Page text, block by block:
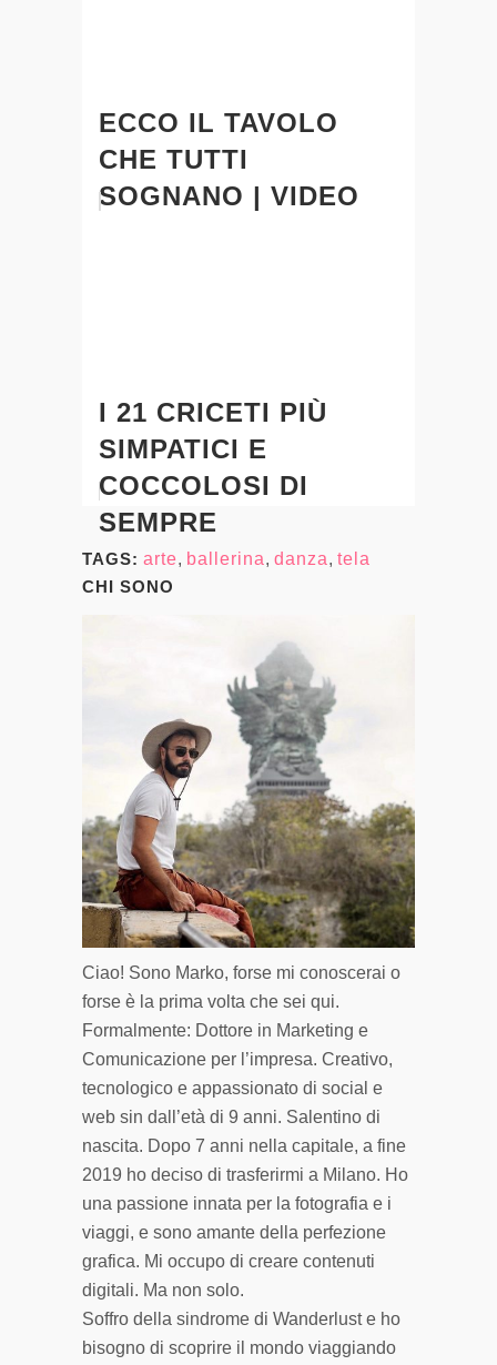
ECCO IL TAVOLO
CHE TUTTI
SOGNANO | VIDEO
I 21 CRICETI PIÙ
SIMPATICI E
COCCOLOSI DI
SEMPRE
TAGS: arte, ballerina, danza, tela
CHI SONO
Ciao! Sono Marko, forse mi conoscerai o
forse è la prima volta che sei qui.
Formalmente: Dottore in Marketing e
Comunicazione per l’impresa. Creativo,
tecnologico e appassionato di social e
web sin dall’età di 9 anni. Salentino di
nascita. Dopo 7 anni nella capitale, a fine
2019 ho deciso di trasferirmi a Milano. Ho
una passione innata per la fotografia e i
viaggi, e sono amante della perfezione
grafica. Mi occupo di creare contenuti
digitali. Ma non solo.
Soffro della sindrome di Wanderlust e ho
bisogno di scoprire il mondo viaggiando